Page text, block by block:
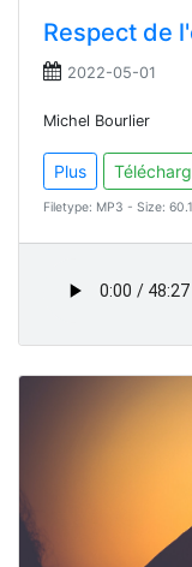
Respect de
2022-05-01
Michel Bourlier
Plus
Filetype: MP3 - Size: